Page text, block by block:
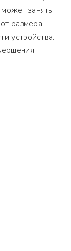
занять
размера
устройства.